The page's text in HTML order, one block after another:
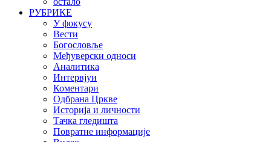
РУБРИКЕ
У фокусу
Вести
Богословље
Међуверски односи
Аналитика
Интервјуи
Коментари
Одбрана Цркве
Историја и личности
Тачка гледишта
Повратне информације